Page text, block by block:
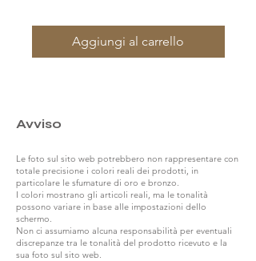
Aggiungi al carrello
Avviso
Le foto sul sito web potrebbero non rappresentare con
totale precisione i colori reali dei prodotti, in
particolare le sfumature di oro e bronzo.
I colori mostrano gli articoli reali, ma le tonalità
possono variare in base alle impostazioni dello
schermo.
Non ci assumiamo alcuna responsabilità per eventuali
discrepanze tra le tonalità del prodotto ricevuto e la
sua foto sul sito web.